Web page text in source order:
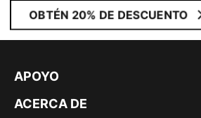
OBTÉN 20% DE DESCUENTO
APOYO
ACERCA DE